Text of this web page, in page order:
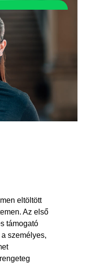
eltöltött
Az első
támogató
személyes,